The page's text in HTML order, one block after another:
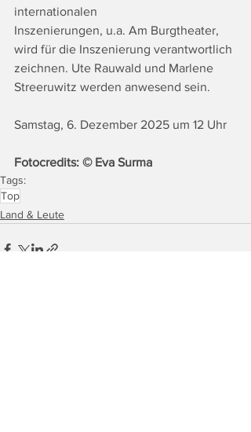
internationalen
Inszenierungen, u.a. Am Burgtheater,
wird für die Inszenierung verantwortlich
zeichnen. Ute Rauwald und Marlene
Streeruwitz werden anwesend sein.
Samstag, 6. Dezember 2025 um 12 Uhr
Fotocredits: © Eva Surma
Tags:
Top
Land & Leute